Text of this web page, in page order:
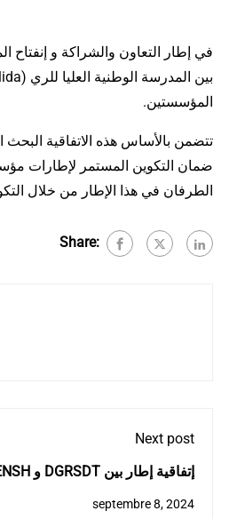
بين المدرسة الوطنية العليا للري (ENSH-Blida) ممثلة في السيد المدير
المؤسستين.
الطرفان في هذا الإطار من خلال
Share:
Next post
CDE-ENSH و DGRSDT إتفاقية إطار بين
septembre 8, 2024